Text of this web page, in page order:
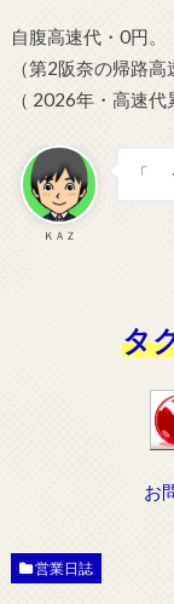
自腹高速代・0円。
（第2阪奈の帰路高
（ 2026年・高速
ＫＡＺ
「
タ
お
営業日誌